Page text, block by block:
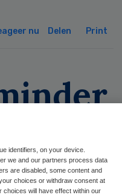
nu Delen Print
vage
identifiers, on your device.
we and our partners process data
are disabled, some content and
choices or withdraw consent at
choices will have effect within our